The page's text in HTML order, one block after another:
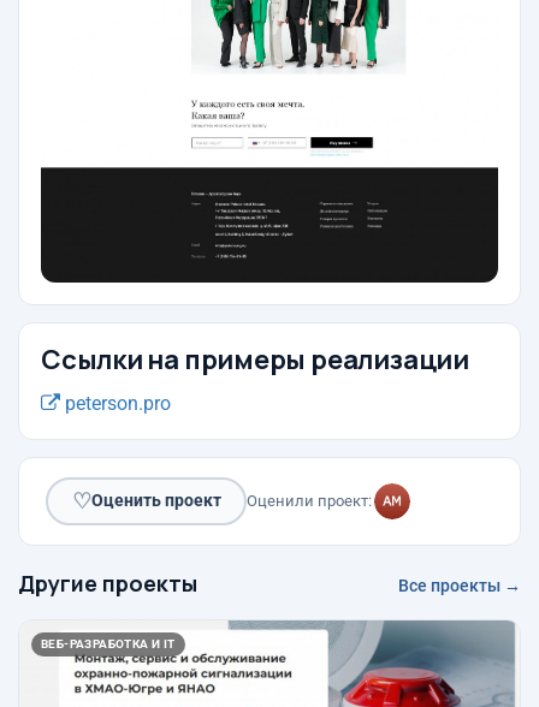
Ссылки на примеры реализации
peterson.pro
♡Оценить проект Оценили проект:
Другие проекты Все проекты →
ВЕБ-РАЗРАБОТКА И IT